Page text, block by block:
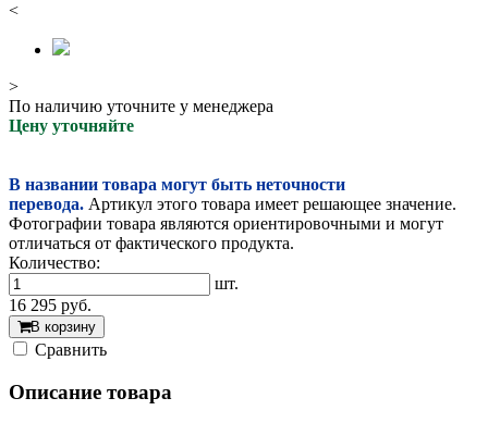
<
>
По наличию уточните у менеджера
Цену уточняйте
В названии товара могут быть неточности
перевода. Артикул этого товара имеет решающее значение.
Фотографии товара являются ориентировочными и могут
отличаться от фактического продукта.
Количество:
шт.
16 295 руб.
В корзину
Cравнить
Описание товара